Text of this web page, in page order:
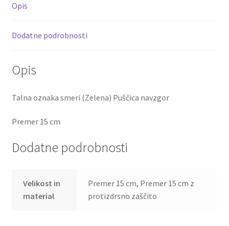
Opis
Dodatne podrobnosti
Opis
Talna oznaka smeri (Zelena) Puščica navzgor
Premer 15 cm
Dodatne podrobnosti
Velikost in
material
Premer 15 cm, Premer 15 cm z
protizdrsno zaščito